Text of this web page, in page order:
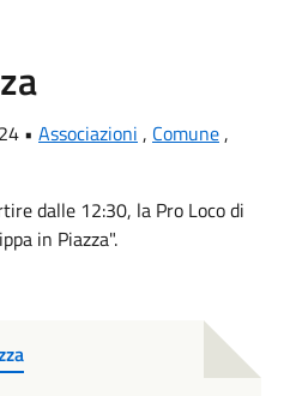
• Associazioni , Comune,
dalle 12:30, la Pro Loco di
in Piazza".